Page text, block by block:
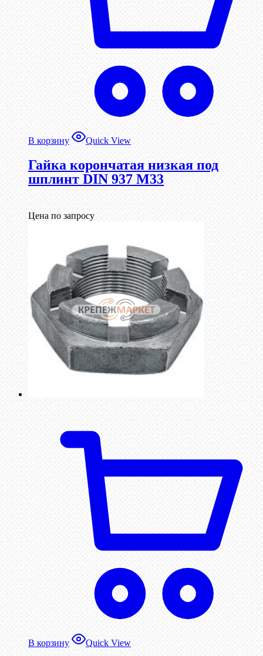
В корзину Quick View
Гайка корончатая низкая под
шплинт DIN 937 М33
Цена по запросу
В корзину Quick View